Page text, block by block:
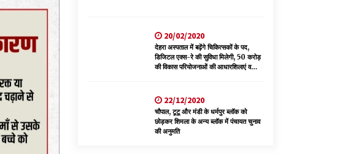
20/02/2020
देहरा अस्पताल में बढ़ेंगे चिकित्सकों के पद,
डिजिटल एक्स-रे की सुविधा मिलेगी, 50 करोड़
की विकास परियोजनाओं की आधारशिलाएं व
22/12/2020
चौपाल, टूटू और मंडी के धर्मपुर ब्लॉक को
छोड़कर शिमला के अन्य ब्लॉक में पंचायत चुनाव
की अनुमति